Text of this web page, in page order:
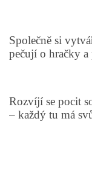
RECENZE NA KNIHY
MIKULÁŠSKÁ
Společně si
pečují o hračky
Rozvíjí se pocit
– každý tu má